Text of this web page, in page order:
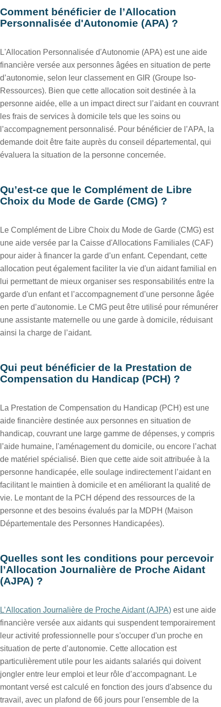
Comment bénéficier de l’Allocation
Personnalisée d'Autonomie (APA) ?
L'Allocation Personnalisée d'Autonomie (APA) est une aide
financière versée aux personnes âgées en situation de perte
d’autonomie, selon leur classement en GIR (Groupe Iso-
Ressources). Bien que cette allocation soit destinée à la
personne aidée, elle a un impact direct sur l’aidant en couvrant
les frais de services à domicile tels que les soins ou
l’accompagnement personnalisé. Pour bénéficier de l’APA, la
demande doit être faite auprès du conseil départemental, qui
évaluera la situation de la personne concernée.
Qu’est-ce que le Complément de Libre
Choix du Mode de Garde (CMG) ?
Le Complément de Libre Choix du Mode de Garde (CMG) est
une aide versée par la Caisse d'Allocations Familiales (CAF)
pour aider à financer la garde d’un enfant. Cependant, cette
allocation peut également faciliter la vie d'un aidant familial en
lui permettant de mieux organiser ses responsabilités entre la
garde d'un enfant et l’accompagnement d’une personne âgée
en perte d’autonomie. Le CMG peut être utilisé pour rémunérer
une assistante maternelle ou une garde à domicile, réduisant
ainsi la charge de l’aidant.
Qui peut bénéficier de la Prestation de
Compensation du Handicap (PCH) ?
La Prestation de Compensation du Handicap (PCH) est une
aide financière destinée aux personnes en situation de
handicap, couvrant une large gamme de dépenses, y compris
l’aide humaine, l'aménagement du domicile, ou encore l’achat
de matériel spécialisé. Bien que cette aide soit attribuée à la
personne handicapée, elle soulage indirectement l’aidant en
facilitant le maintien à domicile et en améliorant la qualité de
vie. Le montant de la PCH dépend des ressources de la
personne et des besoins évalués par la MDPH (Maison
Départementale des Personnes Handicapées).
Quelles sont les conditions pour percevoir
l’Allocation Journalière de Proche Aidant
(AJPA) ?
L’Allocation Journalière de Proche Aidant (AJPA) est une aide
financière versée aux aidants qui suspendent temporairement
leur activité professionnelle pour s'occuper d'un proche en
situation de perte d’autonomie. Cette allocation est
particulièrement utile pour les aidants salariés qui doivent
jongler entre leur emploi et leur rôle d’accompagnant. Le
montant versé est calculé en fonction des jours d'absence du
travail, avec un plafond de 66 jours pour l'ensemble de la